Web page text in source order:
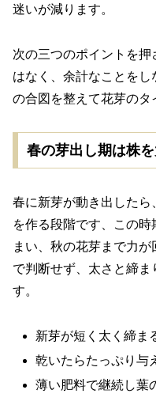
迷いが減ります。
次の三つのポイントを
はなく、余計なことを
の合図を整えて花芽のタ
春の芽出し期は株
春に新芽が動き出したら
を作る段階です、この
まい、秋の花芽まで力
で判断せず、太さと締
す。
新芽が短く太く締ま
乾いたらたっぷり与
薄い肥料で継続し葉